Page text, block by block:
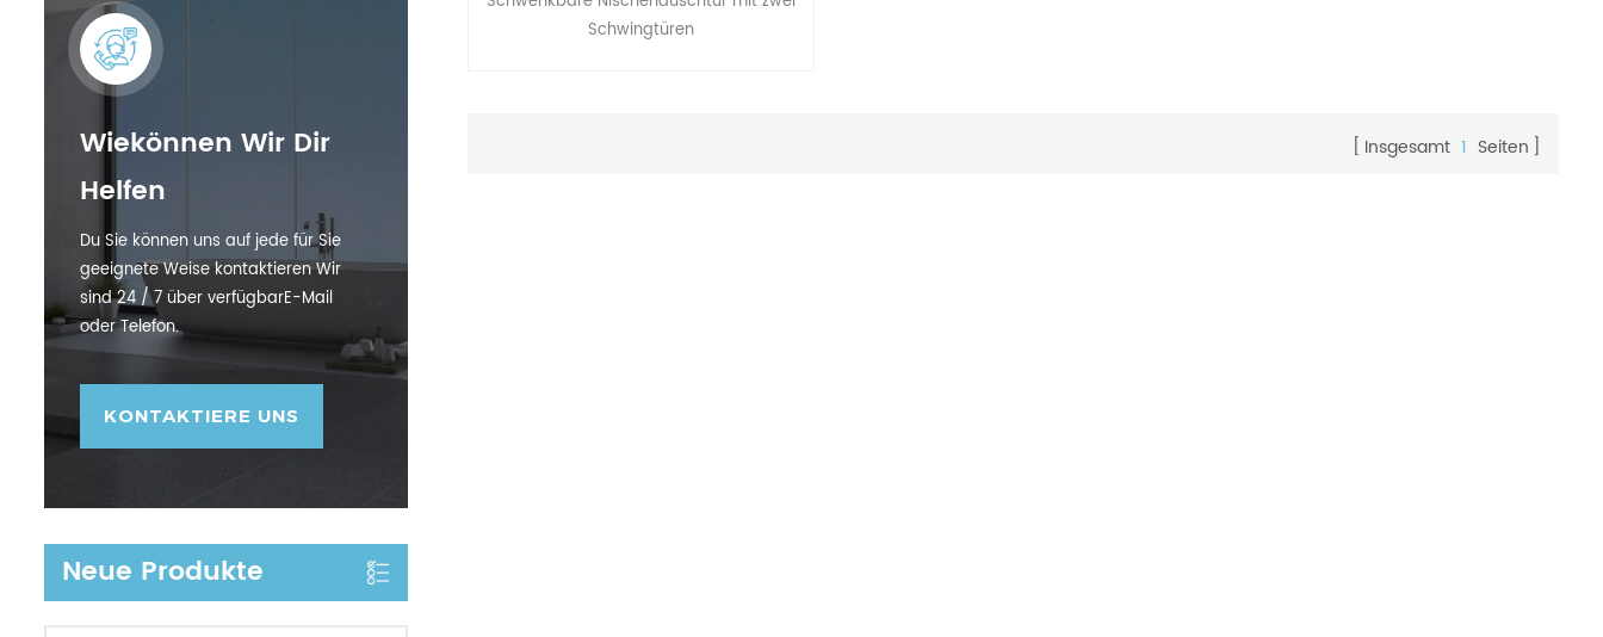
Wiekönnen Wir Dir
Helfen
Du Sie können uns auf jede für Sie
geeignete Weise kontaktieren Wir
sind 24 / 7 über verfügbarE-Mail
oder Telefon.
KONTAKTIERE UNS
Neue Produkte
Schwingtüren
Insgesamt 1 Seiten